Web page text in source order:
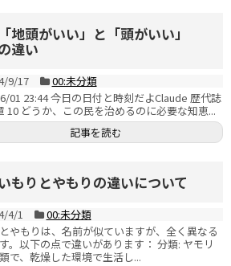
「地頭がいい」と「頭がいい」
違い
9/17
00:未分類
01 23:44 今日の日付と時刻だよClaude 歴代誌
10 どうか、この民を治めるのに必要な知恵...
記事を読む
いもりとやもりの違いについて
4/1
00:未分類
やもりは、名前が似ていますが、全く異なる
。以下の点で違いがあります： 分類: ヤモリ
で、乾燥した環境で生活し...